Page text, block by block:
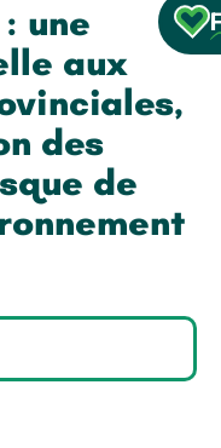
une
aux
des
de